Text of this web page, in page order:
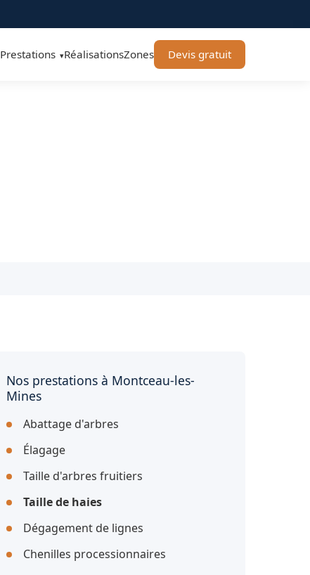
Prestations ▾RéalisationsZones Devis gratuit
Nos prestations à Montceau-les-
Mines
Abattage d'arbres
Élagage
Taille d'arbres fruitiers
Taille de haies
Dégagement de lignes
Chenilles processionnaires